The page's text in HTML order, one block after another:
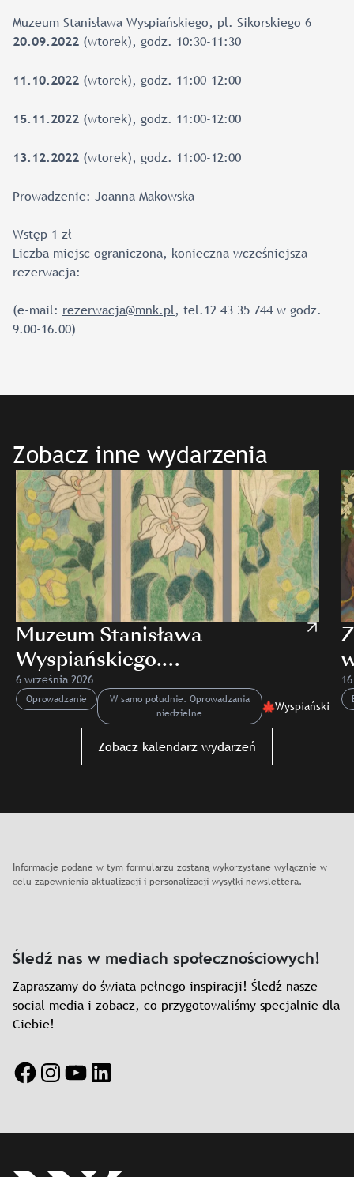
Muzeum Stanisława Wyspiańskiego, pl. Sikorskiego 6
20.09.2022 (wtorek), godz. 10:30-11:30
11.10.2022 (wtorek), godz. 11:00-12:00
15.11.2022 (wtorek), godz. 11:00-12:00
13.12.2022 (wtorek), godz. 11:00-12:00
Prowadzenie: Joanna Makowska
Wstęp 1 zł
Liczba miejsc ograniczona, konieczna wcześniejsza
rezerwacja:
(e-mail: rezerwacja@mnk.pl, tel.12 43 35 744 w godz.
9.00-16.00)
Zobacz inne wydarzenia
Muzeum Stanisława
Wyspiańskiego.
Oprowadzanie kuratorskie
6 września 2026
Oprowadzanie
W samo południe. Oprowadzania
niedzielne
Wyspiański
Slajd: Muzeum Stanisława Wyspiańskiego. Oprowadzanie
Zobacz kalendarz wydarzeń
Informacje podane w tym formularzu zostaną wykorzystane wyłącznie w
celu zapewnienia aktualizacji i personalizacji wysyłki newslettera.
Śledź nas w mediach społecznościowych!
Zapraszamy do świata pełnego inspiracji! Śledź nasze
social media i zobacz, co przygotowaliśmy specjalnie dla
Ciebie!
Facebook
Instagram
YouTube
LinkedIn